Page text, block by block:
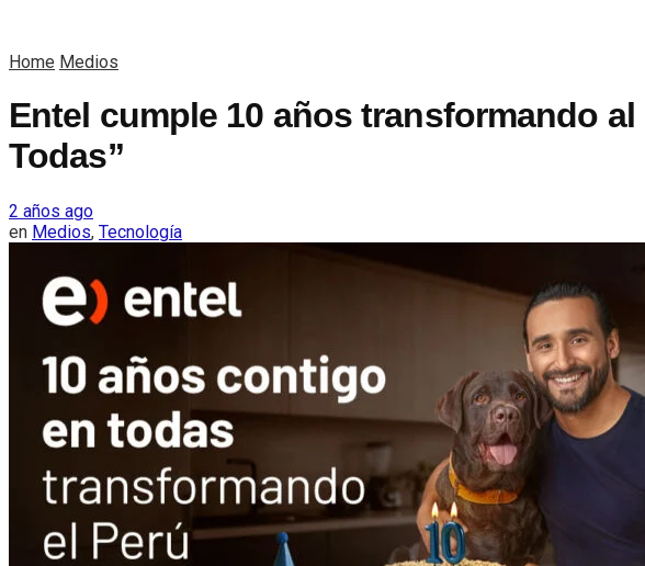
Home Medios
Entel cumple 10 años transformando
Todas”
2 años ago
en Medios, Tecnología